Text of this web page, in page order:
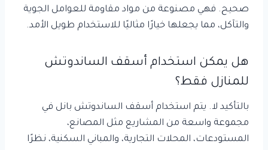
صحيح. فهي مصنوعة من مواد مقاومة للعوامل الجوية
والتآكل، مما يجعلها خيارًا مثاليًا للاستخدام طويل الأمد.
هل يمكن استخدام أسقف الساندوتش
للمنازل فقط؟
بالتأكيد لا. يتم استخدام أسقف الساندوتش بانل في
مجموعة واسعة من المشاريع مثل المصانع،
المستودعات، المحلات التجارية، والمباني السكنية، نظرًا